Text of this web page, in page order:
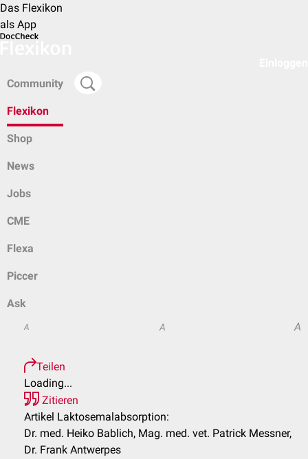
Das Flexikon
als App
Community
Flexikon
Shop
News
Jobs
CME
Flexa
Piccer
Ask
A A A
Teilen
Loading...
Zitieren
Artikel Laktosemalabsorption:
Dr. med. Heiko Bablich, Mag. med. vet. Patrick Messner,
Dr. Frank Antwerpes